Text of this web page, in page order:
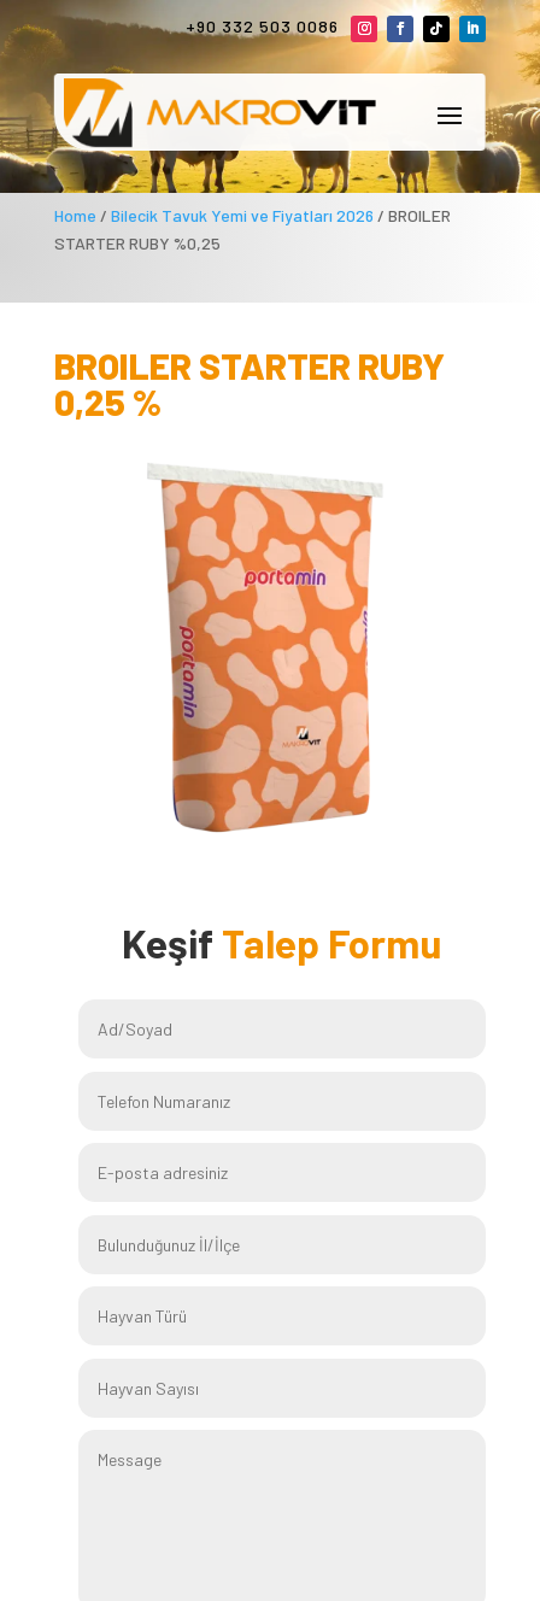
+90 332 503 0086
Home / Bilecik Tavuk Yemi ve Fiyatları 2026 / BROILER
STARTER RUBY %0,25
BROILER STARTER RUBY
0,25 %
Keşif Talep Formu